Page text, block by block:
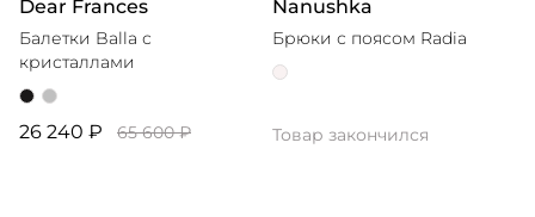
Dear Frances
Балетки Balla с
кристаллами
26 240 ₽ 65 600 ₽
Nanushka
Брюки с поясом Radia
Товар закончился